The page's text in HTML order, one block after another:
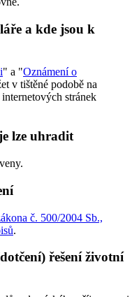
a kde jsou k
" a "Oznámení o
v tištěné podobě na
stránek
lze uhradit
č. 500/2004 Sb.,
.
řešení životní